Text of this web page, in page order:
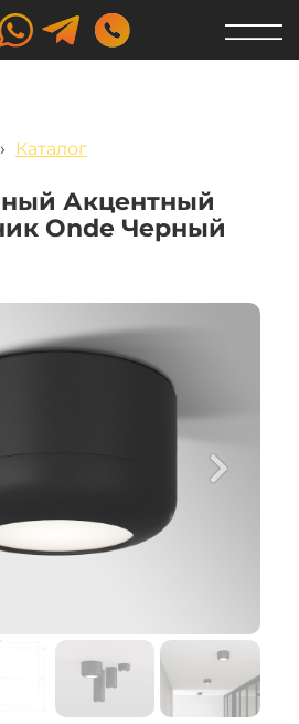
› Каталог
Акцентный
Onde Черный